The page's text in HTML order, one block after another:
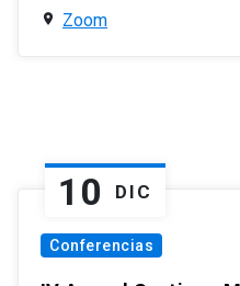
Zoom
10 DIC
Conferencias